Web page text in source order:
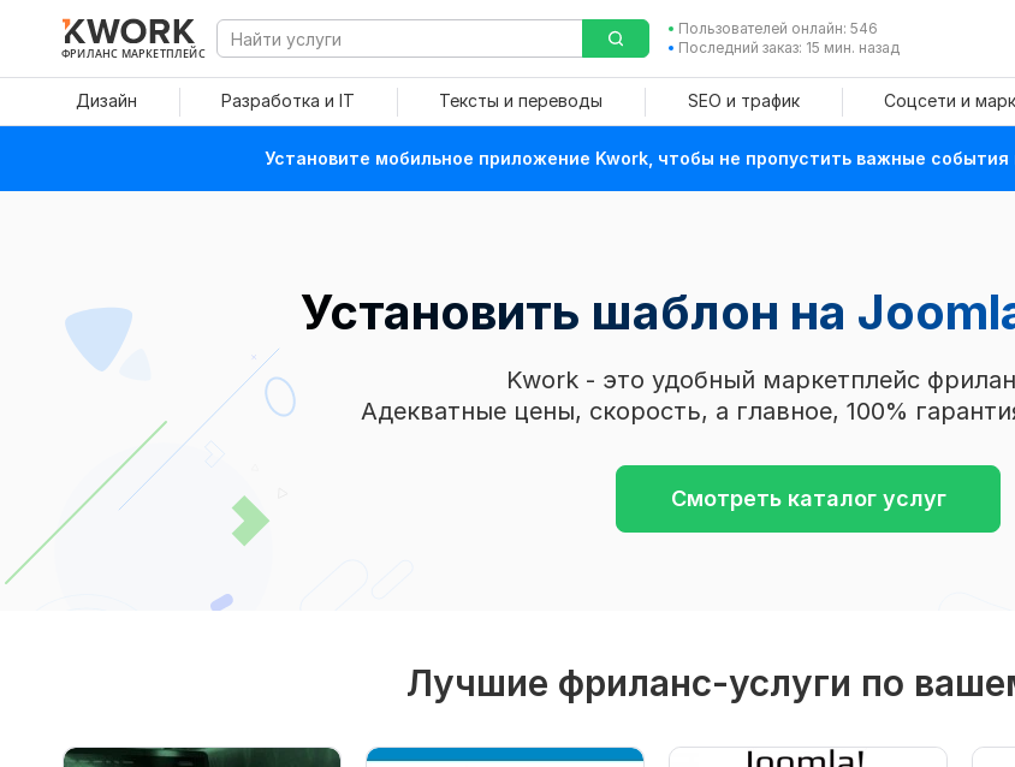
ФРИЛАНС МАРКЕТПЛЕЙС
Пользователей онлайн: 546
Последний заказ: 15 мин. назад
Дизайн Разработка и IT Тексты и переводы SEO и трафик Соцсети и
Установите мобильное приложение Kwork, чтобы не пропустить важные события
Установить шаблон на
Kwork - это удобный маркетплейс
Адекватные цены, скорость, а главное, 100%
Смотреть каталог услуг
Лучшие фриланс-услуги по